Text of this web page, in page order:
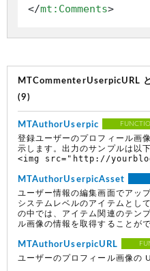
</mt:Comments>
MTCommenterUserpicURL
(9)
MTAuthorUserpic
登録ユーザーのプロフィール画
示します。出力のサンプルは以
<img src="http://
MTAuthorUserpicAsset
ユーザー情報の編集画面でアッ
システムレベルのアイテムとし
の中では、アイテム関連のテン
ル画像の情報を取得することがで
MTAuthorUserpicURL
ユーザーのプロフィール画像の